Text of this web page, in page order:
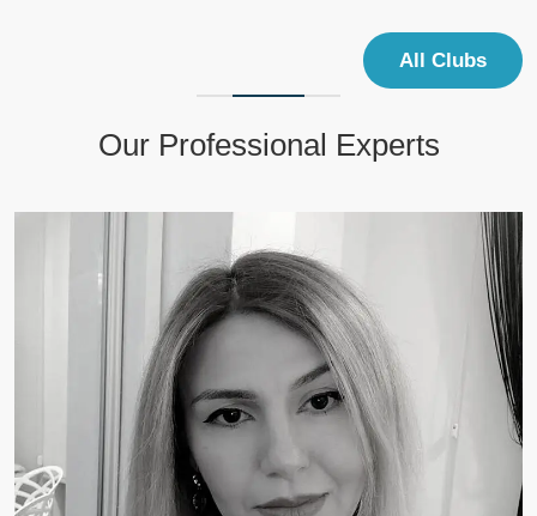
All Clubs
Our Professional Experts